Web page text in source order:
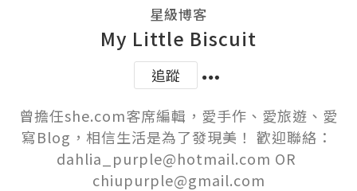
星級博客
My Little Biscuit
追蹤
曾擔任she.com客席編輯，愛手作、愛旅遊、愛
寫Blog，相信生活是為了發現美！ 歡迎聯絡：
dahlia_purple@hotmail.com OR
chiupurple@gmail.com